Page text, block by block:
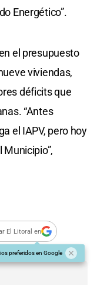
Energético”.
el presupuesto
viviendas,
déficits que
“Antes
el IAPV, pero hoy
El Litoral en
preferidos en Google